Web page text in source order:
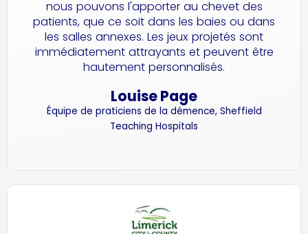
nous pouvons l'apporter au chevet des
patients, que ce soit dans les baies ou dans
les salles annexes. Les jeux projetés sont
immédiatement attrayants et peuvent être
hautement personnalisés.
Louise Page
Équipe de praticiens de la démence, Sheffield
Teaching Hospitals